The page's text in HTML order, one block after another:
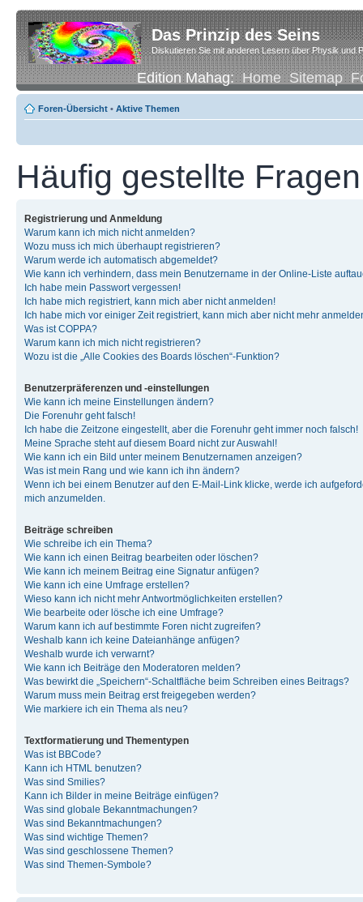
Das Prinzip des Seins
Diskutieren Sie mit anderen Lesern über Physik und
Edition Mahag:Home Sitemap
Foren-Übersicht • Aktive Themen
Häufig gestellte Fragen
Registrierung und Anmeldung
Warum kann ich mich nicht anmelden?
Wozu muss ich mich überhaupt registrieren?
Warum werde ich automatisch abgemeldet?
Wie kann ich verhindern, dass mein Benutzername in der Online-Liste
Ich habe mein Passwort vergessen!
Ich habe mich registriert, kann mich aber nicht anmelden!
Ich habe mich vor einiger Zeit registriert, kann mich aber nicht mehr
Was ist COPPA?
Warum kann ich mich nicht registrieren?
Wozu ist die „Alle Cookies des Boards löschen“-Funktion?
Benutzerpräferenzen und -einstellungen
Wie kann ich meine Einstellungen ändern?
Die Forenuhr geht falsch!
Ich habe die Zeitzone eingestellt, aber die Forenuhr geht immer noch falsch!
Meine Sprache steht auf diesem Board nicht zur Auswahl!
Wie kann ich ein Bild unter meinem Benutzernamen anzeigen?
Was ist mein Rang und wie kann ich ihn ändern?
Wenn ich bei einem Benutzer auf den E-Mail-Link klicke, werde ich
mich anzumelden.
Beiträge schreiben
Wie schreibe ich ein Thema?
Wie kann ich einen Beitrag bearbeiten oder löschen?
Wie kann ich meinem Beitrag eine Signatur anfügen?
Wie kann ich eine Umfrage erstellen?
Wieso kann ich nicht mehr Antwortmöglichkeiten erstellen?
Wie bearbeite oder lösche ich eine Umfrage?
Warum kann ich auf bestimmte Foren nicht zugreifen?
Weshalb kann ich keine Dateianhänge anfügen?
Weshalb wurde ich verwarnt?
Wie kann ich Beiträge den Moderatoren melden?
Was bewirkt die „Speichern“-Schaltfläche beim Schreiben eines Beitrags?
Warum muss mein Beitrag erst freigegeben werden?
Wie markiere ich ein Thema als neu?
Textformatierung und Thementypen
Was ist BBCode?
Kann ich HTML benutzen?
Was sind Smilies?
Kann ich Bilder in meine Beiträge einfügen?
Was sind globale Bekanntmachungen?
Was sind Bekanntmachungen?
Was sind wichtige Themen?
Was sind geschlossene Themen?
Was sind Themen-Symbole?